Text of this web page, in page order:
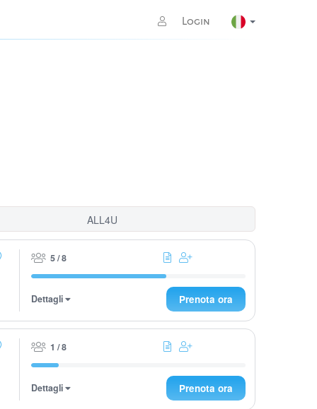
Login
ALL4U
5 / 8
Dettagli Prenota ora
1 / 8
Dettagli Prenota ora